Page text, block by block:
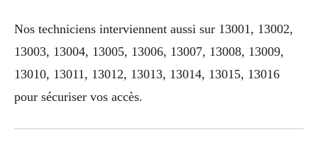
Nos techniciens interviennent aussi sur 13001, 13002,
13003, 13004, 13005, 13006, 13007, 13008, 13009,
13010, 13011, 13012, 13013, 13014, 13015, 13016
pour sécuriser vos accès.